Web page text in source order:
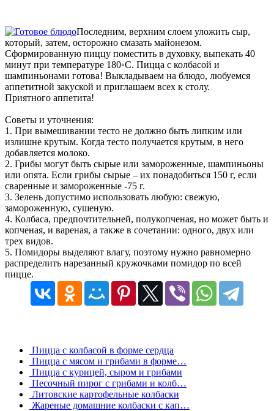
Последним, верхним слоем уложить сыр,
который, затем, осторожно смазать майонезом.
Сформированную пиццу поместить в духовку, выпекать 40
минут при температуре 180◦С. Пицца с колбасой и
шампиньонами готова! Выкладываем на блюдо, любуемся
аппетитной закуской и приглашаем всех к столу.
Приятного аппетита!
Советы и уточнения:
1. При вымешивании тесто не должно быть липким или
излишне крутым. Когда тесто получается крутым, в него
добавляется молоко.
2. Грибы могут быть сырые или замороженные, шампиньоны
или опята. Если грибы сырые – их понадобиться 150 г, если
сваренные и замороженные -75 г.
3. Зелень допустимо использовать любую: свежую,
замороженную, сушеную.
4. Колбаса, предпочтительней, полукопченая, но может быть и
копченая, и вареная, а также в сочетании: одного, двух или
трех видов.
5. Помидоры выделяют влагу, поэтому нужно равномерно
распределить нарезанный кружочками помидор по всей
пицце.
Пицца с колбасой в форме сердца
Пицца с мясом и грибами в форме…
Пицца с курицей, сыром и грибами
Песочный пирог с грибами и колб…
Литовские картофельные колбаски
Жареные домашние колбаски с кап…